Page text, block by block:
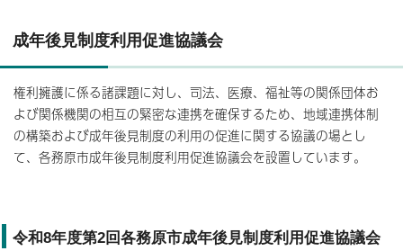
成年後見制度利用促進協議会
権利擁護に係る諸課題に対し、司法、医療、福祉等の関係団体お
よび関係機関の相互の緊密な連携を確保するため、地域連携体制
の構築および成年後見制度の利用の促進に関する協議の場とし
て、各務原市成年後見制度利用促進協議会を設置しています。
令和8年度第2回各務原市成年後見制度利用促進協議会